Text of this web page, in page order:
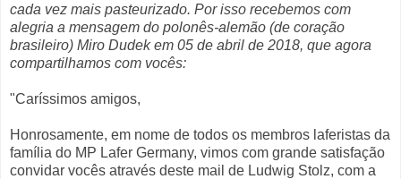
cada vez mais pasteurizado. Por isso recebemos com
alegria a mensagem do polonês-alemão (de coração
brasileiro) Miro Dudek em 05 de abril de 2018, que agora
compartilhamos com vocês:
"Caríssimos amigos,
Honrosamente, em nome de todos os membros laferistas da
família do MP Lafer Germany, vimos com grande satisfação
convidar vocês através deste mail de Ludwig Stolz, com a